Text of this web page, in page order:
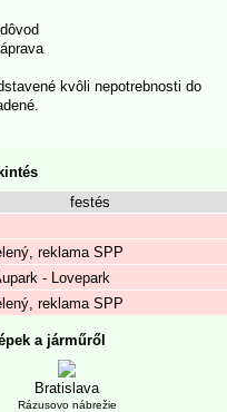
kvôli nepotrebnosti do
festés
reklama SPP
- Lovepark
reklama SPP
a járműről
Bratislava
Rázusovo nábrežie